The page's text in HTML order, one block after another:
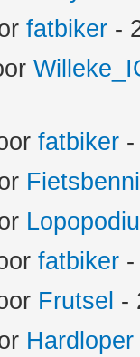
fatbiker -
fatbiker
fatbiker
Frutsel -
Hardloper